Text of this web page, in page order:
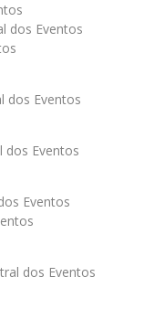
dos Eventos
dos Eventos
dos Eventos
Eventos
dos Eventos